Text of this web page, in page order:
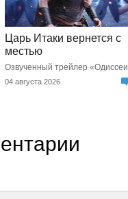
Царь Итаки вернется с
местью
Озвученный трейлер
04 августа 2026